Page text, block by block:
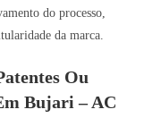
do processo,
da marca.
Ou
Bujari – AC